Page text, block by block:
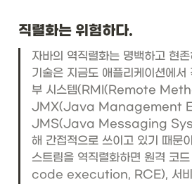
직렬화는 위험하다.
자바의 역직렬화는 명백하고 현존
기술은 지금도 애플리케이션에서
부 시스템(RMI(Remote
JMX(Java Management
JMS(Java Messaging
해 간접적으로 쓰이고 있기 때문
스트림을 역직렬화하면 원격 코
code execution, RCE), 서